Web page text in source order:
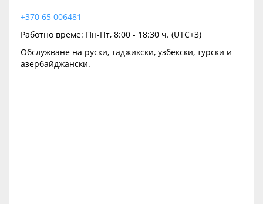
+370 65 006481
Работно време: Пн-Пт, 8:00 - 18:30 ч. (UTC+3)
Обслужване на руски, таджикски, узбекски, турски и
азербайджански.